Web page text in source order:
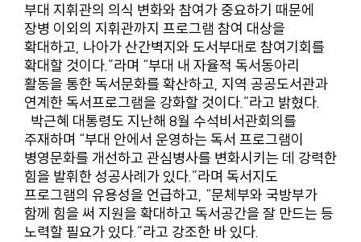
부대 지휘관의 의식 변화와 참여가 중요하기 때문에
장병 이외의 지휘관까지 프로그램 참여 대상을
확대하고, 나아가 산간벽지와 도서부대로 참여기회를
확대할 것이다.”라며 “부대 내 자율적 독서동아리
활동을 통한 독서문화를 확산하고, 지역 공공도서관과
연계한 독서프로그램을 강화할 것이다.”라고 밝혔다.
박근혜 대통령도 지난해 8월 수석비서관회의를
주재하며 “부대 안에서 운영하는 독서 프로그램이
병영문화를 개선하고 관심병사를 변화시키는 데 강력한
힘을 발휘한 성공사례가 있다.”라며 독서지도
프로그램의 유용성을 언급하고, “문체부와 국방부가
함께 힘을 써 지원을 확대하고 독서공간을 잘 만드는 등
노력할 필요가 있다.”라고 강조한 바 있다.